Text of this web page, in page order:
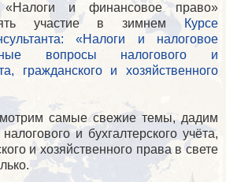
«Налоги и финансовое право»
участие в зимнем Курсе
«Налоги и налоговое
вопросы налогового и
гражданского и хозяйственного
самые свежие темы, дадим
и бухгалтерского учёта,
и хозяйственного права в свете